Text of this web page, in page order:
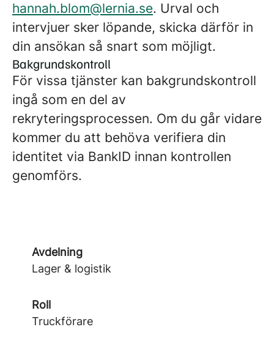
hannah.blom@lernia.se. Urval och
intervjuer sker löpande, skicka därför in
din ansökan så snart som möjligt.
Bakgrundskontroll
För vissa tjänster kan bakgrundskontroll
ingå som en del av
rekryteringsprocessen. Om du går vidare
kommer du att behöva verifiera din
identitet via BankID innan kontrollen
genomförs.
Avdelning
Lager & logistik
Roll
Truckförare